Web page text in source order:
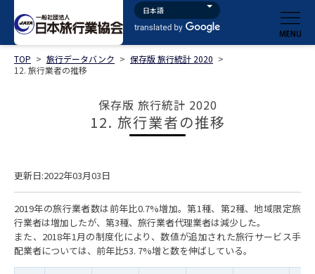
TOP > 旅行データバンク > 保存版 旅行統計 2020 >
12. 旅行業者の推移
保存版 旅行統計 2020
12. 旅行業者の推移
更新日:2022年03月03日
2019年の旅行業者数は前年比0.7%増加。第1種、第2種、地域限定旅
行業者は増加したが、第3種、旅行業者代理業者は減少した。
また、2018年1月の制度化により、数値が追加された旅行サービス手
配業者については、前年比53. 7%増と数を伸ばしている。